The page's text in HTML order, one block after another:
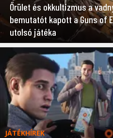
Őrület és okkultizmus a
bemutatót kapott a Guns of
utolsó játéka
JÁTÉKHÍREK